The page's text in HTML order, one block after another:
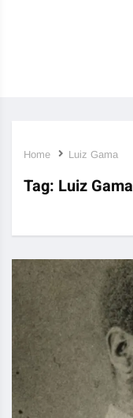
Home Luiz Gama
Tag: Luiz Gama